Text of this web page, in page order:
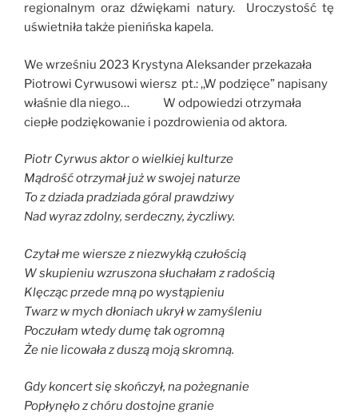
regionalnym oraz dźwiękami natury. Uroczystość tę
uświetniła także pienińska kapela.
We wrześniu 2023 Krystyna Aleksander przekazała
Piotrowi Cyrwusowi wiersz pt.: ,,W podzięce” napisany
właśnie dla niego… W odpowiedzi otrzymała
ciepłe podziękowanie i pozdrowienia od aktora.
Piotr Cyrwus aktor o wielkiej kulturze
Mądrość otrzymał już w swojej naturze
To z dziada pradziada góral prawdziwy
Nad wyraz zdolny, serdeczny, życzliwy.
Czytał me wiersze z niezwykłą czułością
W skupieniu wzruszona słuchałam z radością
Klęcząc przede mną po wystąpieniu
Twarz w mych dłoniach ukrył w zamyśleniu
Poczułam wtedy dumę tak ogromną
Że nie licowała z duszą moją skromną.
Gdy koncert się skończył, na pożegnanie
Popłynęło z chóru dostojne granie